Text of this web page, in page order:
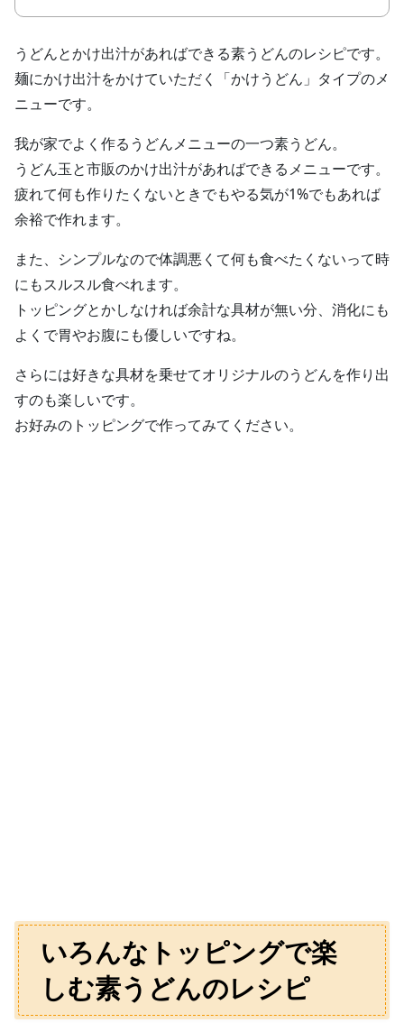
うどんとかけ出汁があればできる素うどんのレシピです。
麺にかけ出汁をかけていただく「かけうどん」タイプのメ
ニューです。
我が家でよく作るうどんメニューの一つ素うどん。
うどん玉と市販のかけ出汁があればできるメニューです。
疲れて何も作りたくないときでもやる気が1%でもあれば
余裕で作れます。
また、シンプルなので体調悪くて何も食べたくないって時
にもスルスル食べれます。
トッピングとかしなければ余計な具材が無い分、消化にも
よくで胃やお腹にも優しいですね。
さらには好きな具材を乗せてオリジナルのうどんを作り出
すのも楽しいです。
お好みのトッピングで作ってみてください。
いろんなトッピングで楽
しむ素うどんのレシピ